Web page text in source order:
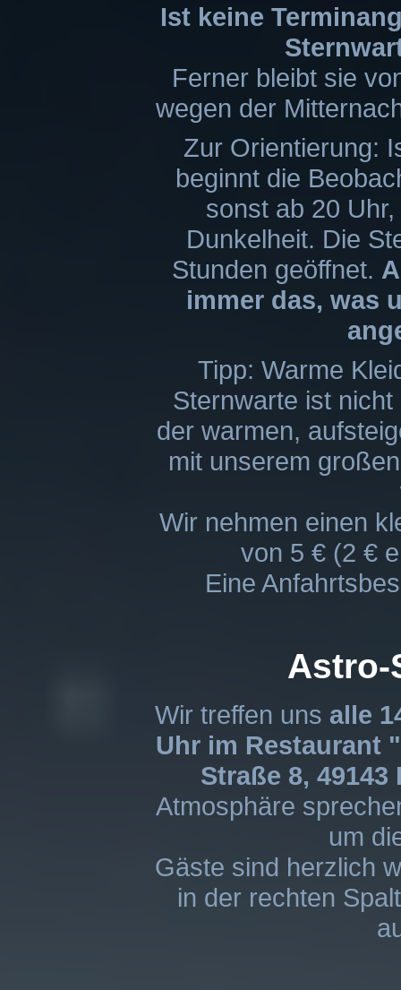
Ist keine
Ferner bleibt sie
wegen der
Zur Orientierung:
beginnt die
sonst ab 20
Dunkelheit. Die
Stunden geöffnet.
immer das, was
Tipp: Warme
Sternwarte ist
der warmen,
mit unserem
Wir nehmen einen
von 5 € (2 €
Eine
Astro-
Wir treffen uns alle
Uhr im Restaurant
Straße 8,
Atmosphäre
um
Gäste sind herzlich
in der rechten